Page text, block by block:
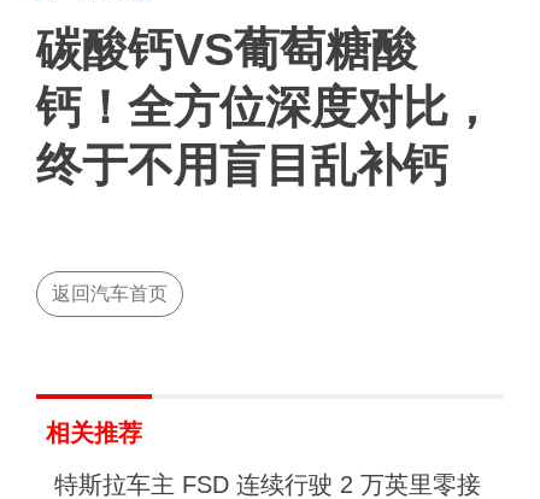
碳酸钙VS葡萄糖酸
钙！全方位深度对比，
终于不用盲目乱补钙
返回汽车首页
相关推荐
特斯拉车主 FSD 连续行驶 2 万英里零接